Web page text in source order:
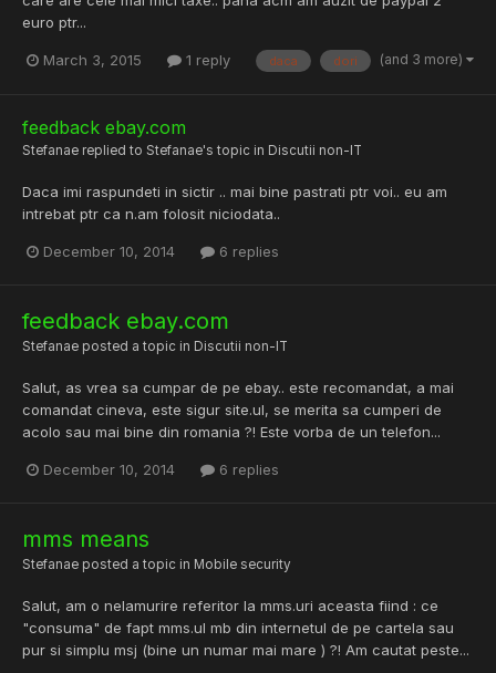
euro ptr...
March 3, 2015 1 reply daca dori (and 3 more)
feedback ebay.com
Stefanae replied to Stefanae's topic in Discutii non-IT
Daca imi raspundeti in sictir .. mai bine pastrati ptr voi.. eu am
intrebat ptr ca n.am folosit niciodata..
December 10, 2014 6 replies
feedback ebay.com
Stefanae posted a topic in Discutii non-IT
Salut, as vrea sa cumpar de pe ebay.. este recomandat, a mai
comandat cineva, este sigur site.ul, se merita sa cumperi de
acolo sau mai bine din romania ?! Este vorba de un telefon...
December 10, 2014 6 replies
mms means
Stefanae posted a topic in Mobile security
Salut, am o nelamurire referitor la mms.uri aceasta fiind : ce
"consuma" de fapt mms.ul mb din internetul de pe cartela sau
pur si simplu msj (bine un numar mai mare ) ?! Am cautat peste...